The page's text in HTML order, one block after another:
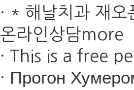
· * 해날치과 재오
온라인상담more
· This is a free
· Прогон